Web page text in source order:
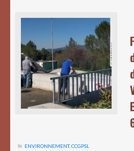
ENVIRONNEMENT,CCGPSL